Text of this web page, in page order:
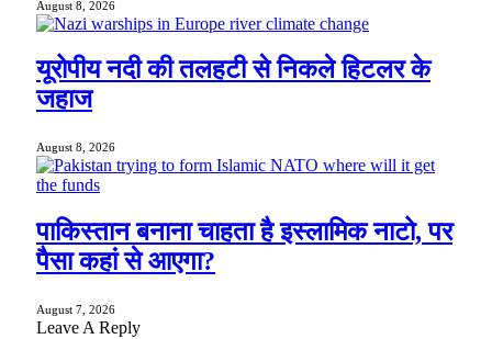
August 8, 2026
यूरोपीय नदी की तलहटी से निकले हिटलर के
जहाज
August 8, 2026
पाकिस्तान बनाना चाहता है इस्लामिक नाटो, पर
पैसा कहां से आएगा?
August 7, 2026
Leave A Reply